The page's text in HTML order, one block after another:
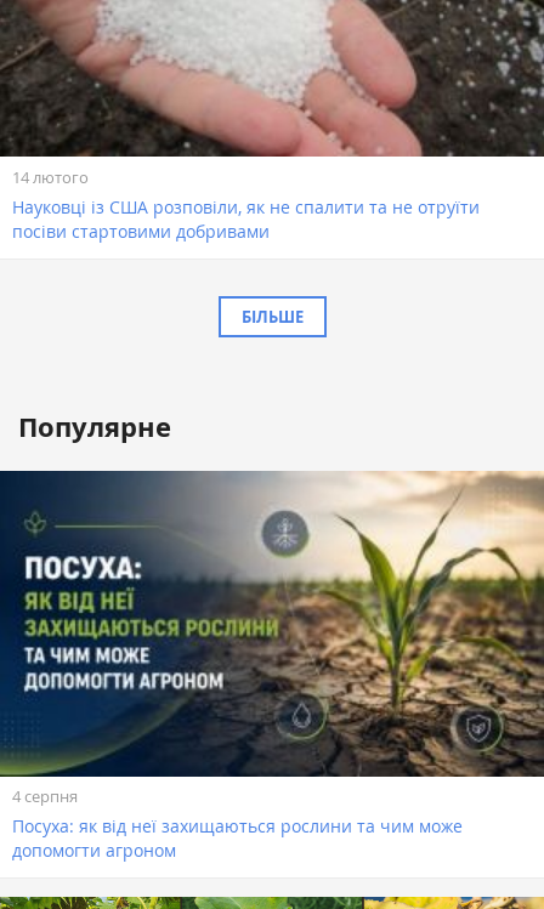
14 лютого
Науковці із США розповіли, як не спалити та не отруїти
посіви стартовими добривами
БІЛЬШЕ
Популярне
4 серпня
Посуха: як від неї захищаються рослини та чим може
допомогти агроном